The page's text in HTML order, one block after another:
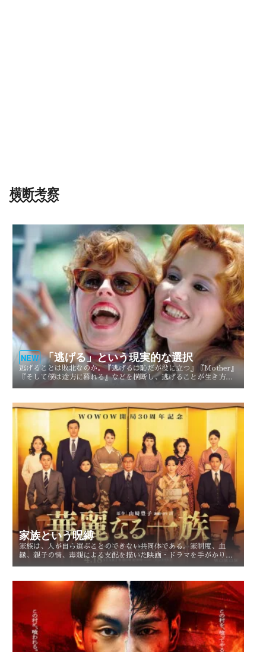
横断考察
NEW 「逃げる」という現実的な選択
逃げることは敗北なのか。『逃げるは恥だが役に立つ』『Mother』
『そして僕は途方に暮れる』などを横断し、逃げることが生き方や
家族という呪縛
家族は、人が自ら選ぶことのできない共同体である。家制度、血
縁、親子の情、毒親による支配を描いた映画・ドラマを手がかり